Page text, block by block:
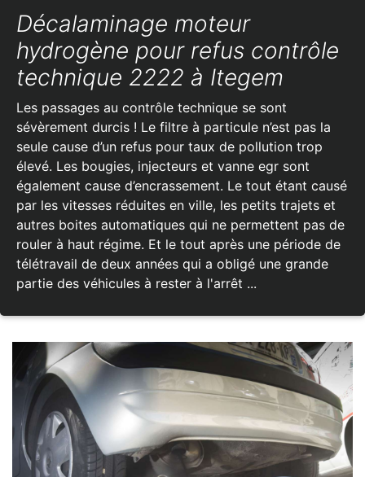
Décalaminage moteur
hydrogène pour refus contrôle
technique 2222 à Itegem
Les passages au contrôle technique se sont
sévèrement durcis ! Le filtre à particule n’est pas la
seule cause d’un refus pour taux de pollution trop
élevé. Les bougies, injecteurs et vanne egr sont
également cause d’encrassement. Le tout étant causé
par les vitesses réduites en ville, les petits trajets et
autres boites automatiques qui ne permettent pas de
rouler à haut régime. Et le tout après une période de
télétravail de deux années qui a obligé une grande
partie des véhicules à rester à l'arrêt ...